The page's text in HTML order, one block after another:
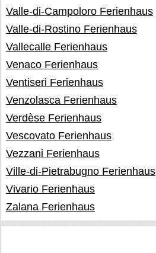
Valle-di-Campoloro Ferienhaus
Valle-di-Rostino Ferienhaus
Vallecalle Ferienhaus
Venaco Ferienhaus
Ventiseri Ferienhaus
Venzolasca Ferienhaus
Verdèse Ferienhaus
Vescovato Ferienhaus
Vezzani Ferienhaus
Ville-di-Pietrabugno Ferienhaus
Vivario Ferienhaus
Zalana Ferienhaus